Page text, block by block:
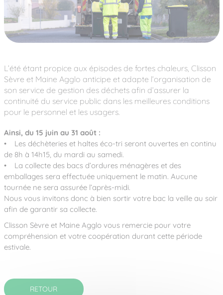
L’été étant propice aux épisodes de fortes chaleurs, Clisson
Sèvre et Maine Agglo anticipe et adapte l’organisation de
son service de gestion des déchets afin d’assurer la
continuité du service public dans les meilleures conditions
pour le personnel et les usagers.
Ainsi, du 15 juin au 31 août :
• Les déchèteries et haltes éco-tri seront ouvertes en continu
de 8h à 14h15, du mardi au samedi.
• La collecte des bacs d’ordures ménagères et des
emballages sera effectuée uniquement le matin. Aucune
tournée ne sera assurée l’après-midi.
Nous vous invitons donc à bien sortir votre bac la veille au soir
afin de garantir sa collecte.
Clisson Sèvre et Maine Agglo vous remercie pour votre
compréhension et votre coopération durant cette période
estivale.
RETOUR